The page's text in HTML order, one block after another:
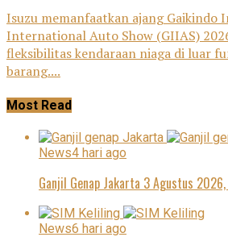
Isuzu memanfaatkan ajang Gaikindo
International Auto Show (GIIAS)
fleksibilitas kendaraan niaga di luar
barang....
Most Read
News4 hari ago
Ganjil Genap Jakarta 3 Agustus
News6 hari ago